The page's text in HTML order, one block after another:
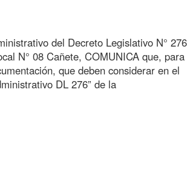
del Decreto Legislativo N° 276
N° 08 Cañete, COMUNICA que, para
que deben considerar en el
DL 276” de la